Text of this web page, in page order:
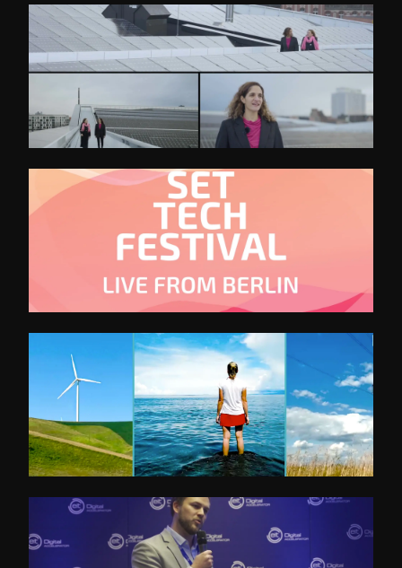
Deutsch-Israel Energiepartnerschaft
SET Trailer 2021
Dena Kongress 2021